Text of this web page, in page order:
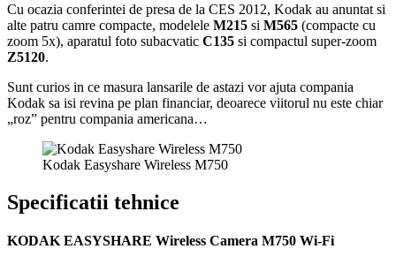
Cu ocazia conferintei de presa de la CES 2012, Kodak au anuntat si
alte patru camre compacte, modelele M215 si M565 (compacte cu
zoom 5x), aparatul foto subacvatic C135 si compactul super-zoom
Z5120.
Sunt curios in ce masura lansarile de astazi vor ajuta compania
Kodak sa isi revina pe plan financiar, deoarece viitorul nu este chiar
„roz” pentru compania americana…
Kodak Easyshare Wireless M750
Specificatii tehnice
KODAK EASYSHARE Wireless Camera M750 Wi-Fi